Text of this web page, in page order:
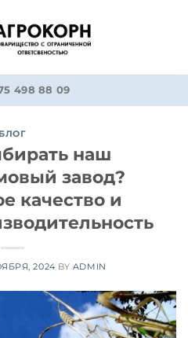
498 88 09
БЛОГ
наш
завод?
качество и
2024 BY ADMIN